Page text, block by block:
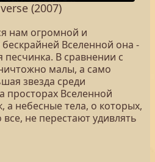
(2007)
нам огромной и
Вселенной она -
В сравнении с
малы, а само
звезда среди
просторах Вселенной
а небесные тела, о которых,
не перестают удивлять